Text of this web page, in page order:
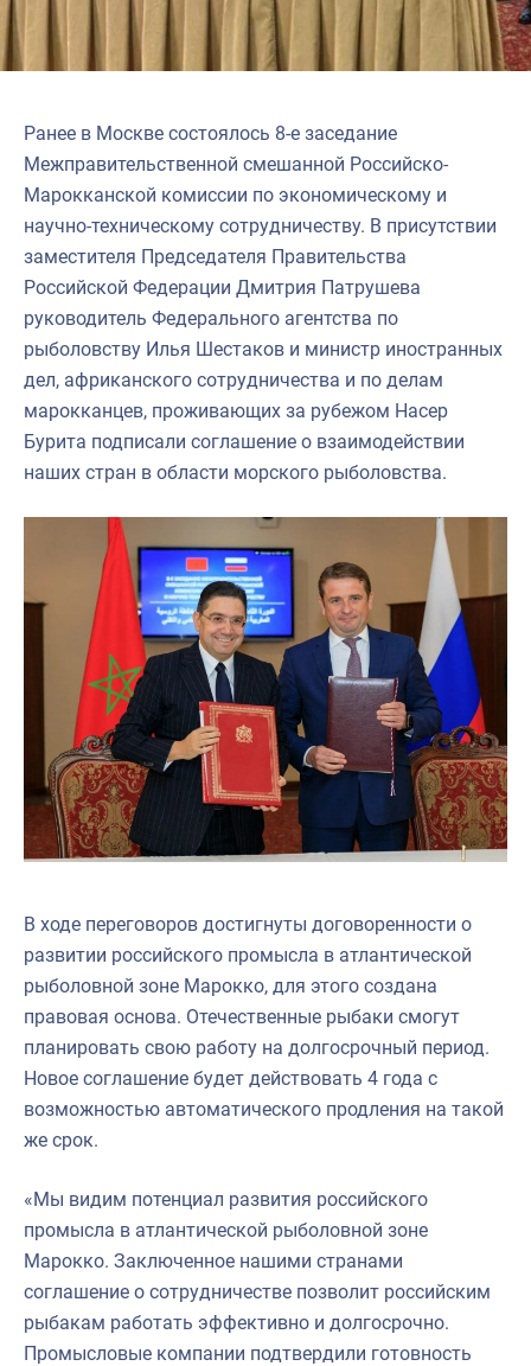
Ранее в Москве состоялось 8-е заседание
Межправительственной смешанной Российско-
Марокканской комиссии по экономическому и
научно-техническому сотрудничеству. В присутствии
заместителя Председателя Правительства
Российской Федерации Дмитрия Патрушева
руководитель Федерального агентства по
рыболовству Илья Шестаков и министр иностранных
дел, африканского сотрудничества и по делам
марокканцев, проживающих за рубежом Насер
Бурита подписали соглашение о взаимодействии
наших стран в области морского рыболовства.
В ходе переговоров достигнуты договоренности о
развитии российского промысла в атлантической
рыболовной зоне Марокко, для этого создана
правовая основа. Отечественные рыбаки смогут
планировать свою работу на долгосрочный период.
Новое соглашение будет действовать 4 года с
возможностью автоматического продления на такой
же срок.
«Мы видим потенциал развития российского
промысла в атлантической рыболовной зоне
Марокко. Заключенное нашими странами
соглашение о сотрудничестве позволит российским
рыбакам работать эффективно и долгосрочно.
Промысловые компании подтвердили готовность